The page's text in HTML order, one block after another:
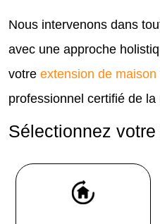
Nous intervenons dans
avec une approche
votre extension de maison
professionnel certifié de la
Sélectionnez